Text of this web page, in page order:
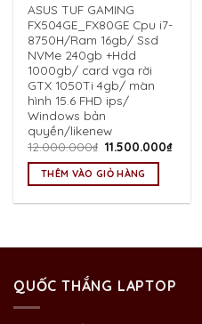
ASUS TUF GAMING
FX504GE_FX80GE Cpu i7-
8750H/Ram 16gb/ Ssd
NVMe 240gb +Hdd
1000gb/ card vga rời
GTX 1050Ti 4gb/ màn
hình 15.6 FHD ips/
Windows bản
quyền/likenew
12.000.000₫ Giá
là:
12.000.000₫.
11.500.000₫Giá
THÊM VÀO GIỎ HÀNG
QUỐC THẮNG LAPTOP